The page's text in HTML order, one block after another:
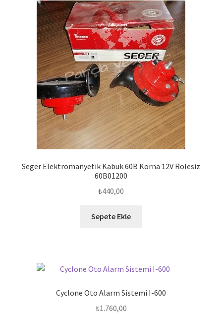
Seger Elektromanyetik Kabuk 60B Korna 12V Rölesiz
60B01200
₺440,00
Sepete Ekle
Cyclone Oto Alarm Sistemi I-600
₺1.760,00